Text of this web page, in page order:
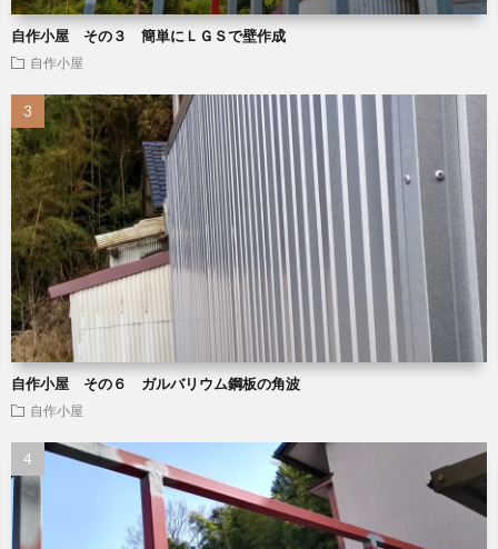
自作小屋 その３ 簡単にＬＧＳで壁作成
自作小屋
自作小屋 その６ ガルバリウム鋼板の角波
自作小屋